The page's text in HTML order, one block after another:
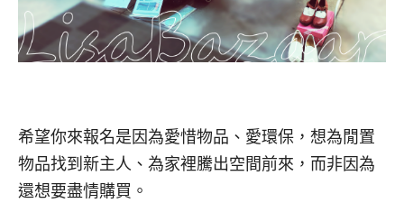
希望你來報名是因為愛惜物品、愛環保，想為閒置
物品找到新主人、為家裡騰出空間前來，而非因為
還想要盡情購買。